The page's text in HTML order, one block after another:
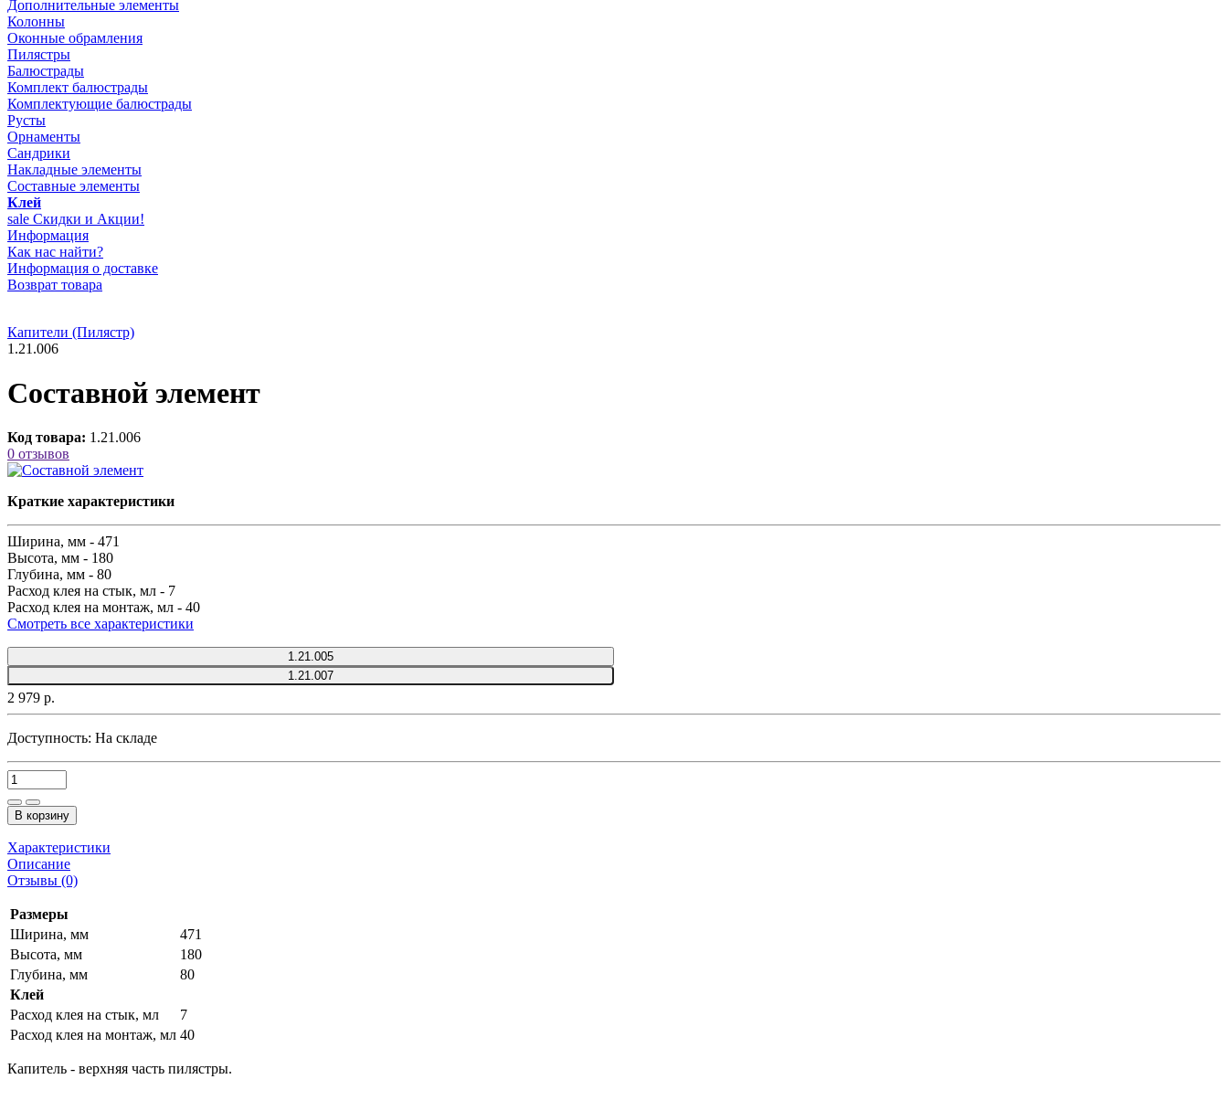
Дополнительные элементы
Колонны
Оконные обрамления
Пилястры
Балюстрады
Комплект балюстрады
Комплектующие балюстрады
Русты
Орнаменты
Сандрики
Накладные элементы
Составные элементы
Клей
sale Скидки и Акции!
Информация
Как нас найти?
Информация о доставке
Возврат товара
Капители (Пилястр)
1.21.006
Составной элемент
Код товара: 1.21.006
0 отзывов
Краткие характеристики
Ширина, мм - 471
Высота, мм - 180
Глубина, мм - 80
Расход клея на стык, мл - 7
Расход клея на монтаж, мл - 40
Смотреть все характеристики
1.21.005
1.21.007
2 979 р.
Доступность: На складе
В корзину
Характеристики
Описание
Отзывы (0)
Размеры
Ширина, мм
471
Высота, мм
180
Глубина, мм
80
Клей
Расход клея на стык, мл
7
Расход клея на монтаж, мл 40
Капитель - верхняя часть пилястры.